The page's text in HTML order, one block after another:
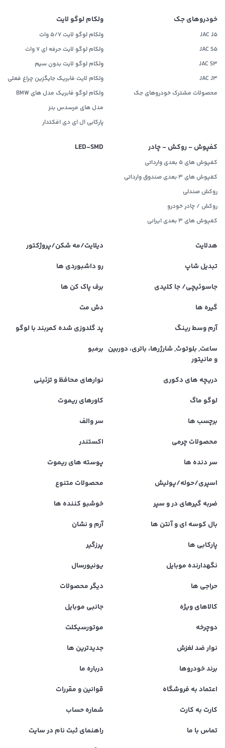
خودروهای جک
JAC J5
JAC S5
JAC S3
JAC J3
محصولات مشترک خودروهای جک
ولکام لوگو لایت
ولکام لوگو لایت 5/7 وات
ولکام لوگو لایت حرفه ای 7 وات
ولکام لوگو لایت بدون سیم
ولکام لایت فابریک جایگزین چراغ فعلی
ولکام لوگو فابریک مدل های BMW
مدل های مرسدس بنز
پارکابی ال ای دی افکتدار
کفپوش - روکش - چادر
کفپوش های 5 بعدی وارداتی
کفپوش های 3 بعدی صندوق وارداتی
روکش صندلی
روکش / چادر خودرو
کفپوش های ۳ بعدی ایرانی
LED‌-SMD
هدلایت
دیلایت/مه شکن/پروژکتور
تبدیل شاپ
رو داشبوردی ها
جاسوئیچی/ جا کلیدی
برف پاک کن ها
گیره ها
دش مت
آرم وسط رینگ
پد گلدوزی شده کمربند با لوگو
ساعت, بلوتوث, شارژرها، باتری، دوربین
و مانیتور
برمبو
دریچه های دکوری
نوارهای محافظ و تزئینی
لوگو ماگ
کاورهای ریموت
برچسب ها
سر والف
محصولات چرمی
اکستندر
سر دنده ها
پوسته های ریموت
اسپری/حوله/پولیش
محصولات متنوع
ضربه گیرهای در و سپر
خوشبو کننده ها
بال کوسه ای و آنتن ها
آرم و نشان
پارکابی ها
پرزگیر
نگهدارنده موبایل
یونیورسال
حراجی ها
دیگر محصولات
کالاهای ویژه
جانبی موبایل
دوچرخه
موتورسیکلت
نوار ضد لغزش
جدیدترین ها
برند خودروها
درباره ما
اعتماد به فروشگاه
قوانین و مقررات
کارت به کارت
شماره حساب
تماس با ما
راهنمای ثبت نام در سایت